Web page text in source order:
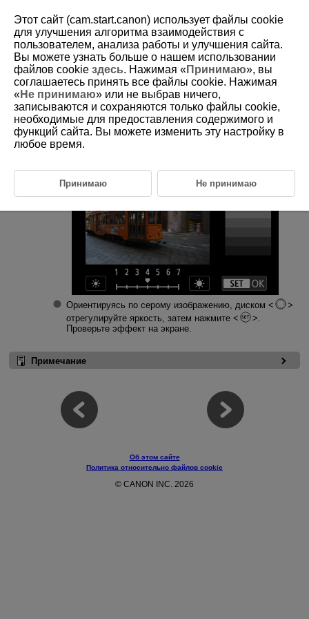
D388-217
Яркость экрана
Выберите пункт [ :Яркость экрана] (
).
Выполните настройку.
Ориентируясь по серому изображению, диском
отрегулируйте яркость, затем нажмите
Проверьте эффект на экране.
Примечание
Об этом сайте
Политика относительно файлов cookie
© CANON INC. 2026
Этот сайт (cam.start.canon) использует файлы cookie
для улучшения алгоритма взаимодействия с
пользователем, анализа работы и улучшения сайта.
Вы можете узнать больше о нашем использовании
файлов cookie здесь. Нажимая «Принимаю», вы
соглашаетесь принять все файлы cookie. Нажимая
«Не принимаю» или не выбрав ничего,
записываются и сохраняются только файлы cookie,
необходимые для предоставления содержимого и
функций сайта. Вы можете изменить эту настройку в
любое время.
Принимаю Не принимаю